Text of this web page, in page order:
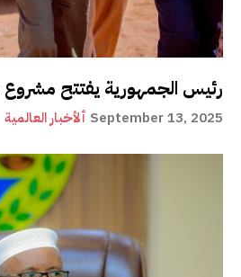
رئيس الجمهورية يفتتح
ألأخبار العالمية September 13, 2025